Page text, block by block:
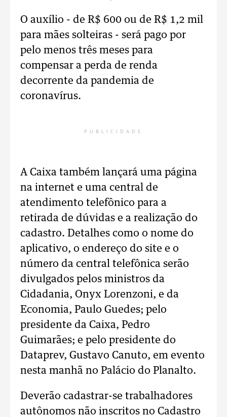
O auxílio - de R$ 600 ou de R$ 1,2 mil
para mães solteiras - será pago por
pelo menos três meses para
compensar a perda de renda
decorrente da pandemia de
coronavírus.
PUBLICIDADE
A Caixa também lançará uma página
na internet e uma central de
atendimento telefônico para a
retirada de dúvidas e a realização do
cadastro. Detalhes como o nome do
aplicativo, o endereço do site e o
número da central telefônica serão
divulgados pelos ministros da
Cidadania, Onyx Lorenzoni, e da
Economia, Paulo Guedes; pelo
presidente da Caixa, Pedro
Guimarães; e pelo presidente do
Dataprev, Gustavo Canuto, em evento
nesta manhã no Palácio do Planalto.
Deverão cadastrar-se trabalhadores
autônomos não inscritos no Cadastro